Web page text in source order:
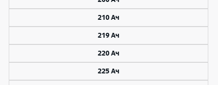
210 Ач
219 Ач
220 Ач
225 Ач